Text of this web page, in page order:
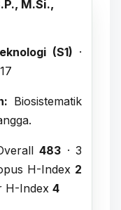
M.Si.,
(S1) ·
Biosistematik
483 · 3
H-Index 2
H-Index 4